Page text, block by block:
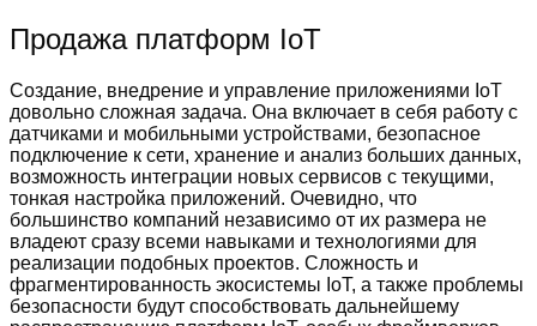
Продажа платформ IoT
Создание, внедрение и управление приложениями IoT
довольно сложная задача. Она включает в себя работу с
датчиками и мобильными устройствами, безопасное
подключение к сети, хранение и анализ больших данных,
возможность интеграции новых сервисов с текущими,
тонкая настройка приложений. Очевидно, что
большинство компаний независимо от их размера не
владеют сразу всеми навыками и технологиями для
реализации подобных проектов. Сложность и
фрагментированность экосистемы IoT, а также проблемы
безопасности будут способствовать дальнейшему